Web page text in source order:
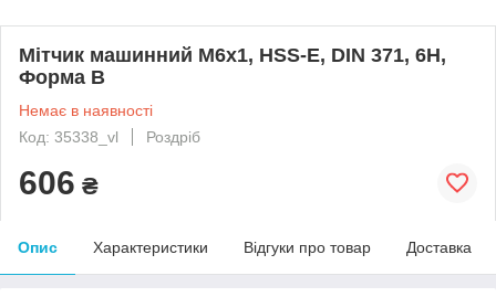
Мітчик машинний M6x1, HSS-E, DIN 371, 6H,
Форма B
Немає в наявності
Код: 35338_vl
Роздріб
606 ₴
Опис Характеристики Відгуки про товар Доставка